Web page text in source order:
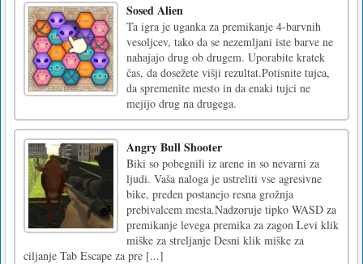
Sosed Alien
Ta igra je uganka za premikanje 4-barvnih
vesoljcev, tako da se nezemljani iste barve ne
nahajajo drug ob drugem. Uporabite kratek
čas, da dosežete višji rezultat.Potisnite tujca,
da spremenite mesto in da enaki tujci ne
mejijo drug na drugega.
Angry Bull Shooter
Biki so pobegnili iz arene in so nevarni za
ljudi. Vaša naloga je ustreliti vse agresivne
bike, preden postanejo resna grožnja
prebivalcem mesta.Nadzoruje tipko WASD za
premikanje levega premika za zagon Levi klik
miške za streljanje Desni klik miške za
ciljanje Tab Escape za pre [...]